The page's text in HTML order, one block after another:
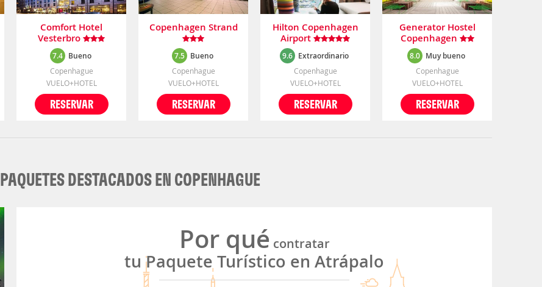
Comfort Hotel
Vesterbro
7.4 Bueno
Copenhague
VUELO+HOTEL
RESERVAR
Copenhagen Strand
7.5 Bueno
Copenhague
VUELO+HOTEL
RESERVAR
Hilton Copenhagen
Airport
9.6 Extraordinario
Copenhague
VUELO+HOTEL
RESERVAR
Generator Hostel
Copenhagen
8.0 Muy bueno
Copenhague
VUELO+HOTEL
RESERVAR
PAQUETES DESTACADOS EN COPENHAGUE
Por qué contratar
tu Paquete Turístico en Atrápalo